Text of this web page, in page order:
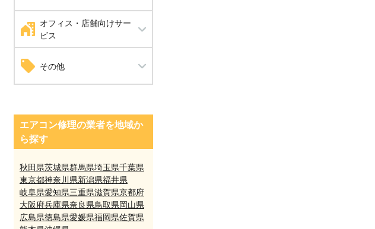
引越しオフィス・店舗向けサー
ビス
自動ドア修理
その他
エアコン修理の業者を地域か
ら探す
秋田県茨城県群馬県埼玉県千葉県
東京都神奈川県新潟県福井県
岐阜県愛知県三重県滋賀県京都府
大阪府兵庫県奈良県鳥取県岡山県
広島県徳島県愛媛県福岡県佐賀県